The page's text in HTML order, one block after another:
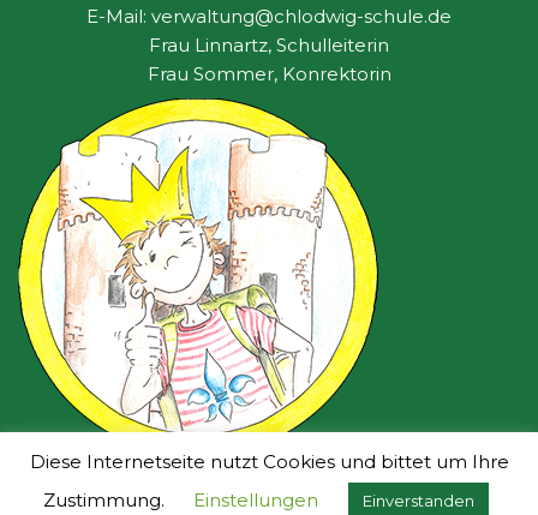
E-Mail: verwaltung@chlodwig-schule.de
Frau Linnartz, Schulleiterin
Frau Sommer, Konrektorin
| gestaltet vom
Diese Internetseite nutzt Cookies und bittet um Ihre
Zustimmung.
Einstellungen Einverstanden